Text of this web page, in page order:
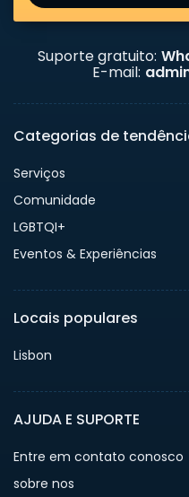
Suporte gratuito:
E-mail:
Categorias de
Serviços
Comunidade
LGBTQI+
Eventos & Experiências
Locais populares
Lisbon
AJUDA E SUPORTE
Entre em contato conosco
sobre nos